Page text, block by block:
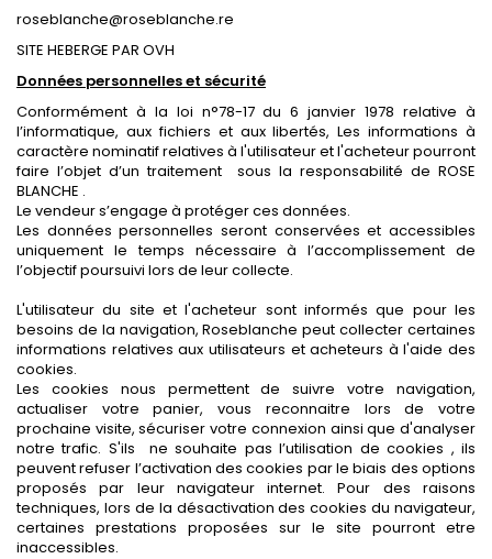
roseblanche@roseblanche.re
SITE HEBERGE PAR OVH
Données personnelles et sécurité
Conformément à la loi n°78-17 du 6 janvier 1978 relative à
l’informatique, aux fichiers et aux libertés, Les informations à
caractère nominatif relatives à l'utilisateur et l'acheteur pourront
faire l’objet d’un traitement sous la responsabilité de ROSE
BLANCHE .
Le vendeurs’engage à protéger ces données.
Les données personnelles seront conservées et accessibles
uniquement le temps nécessaire à l’accomplissement de
l’objectif poursuivi lors de leur collecte.
L'utilisateurdu site et l'acheteur sont informés que pour les
besoins de la navigation, Roseblanche peut collecter certaines
informations relatives aux utilisateurs et acheteurs à l'aide des
cookies.
Les cookies nous permettent de suivre votre navigation,
actualiser votre panier, vous reconnaitre lors de votre
prochaine visite, sécuriser votre connexion ainsi que d'analyser
notre trafic. S'ils ne souhaite pas l’utilisation de cookies , ils
peuvent refuser l’activation des cookies par le biais des options
proposés par leur navigateur internet. Pour des raisons
techniques, lors de la désactivation des cookies du navigateur,
certaines prestations proposées sur le site pourront etre
inaccessibles.